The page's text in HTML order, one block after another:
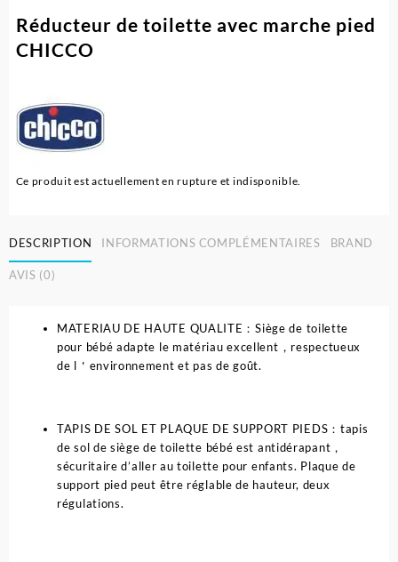
Réducteur de toilette avec marche pied
CHICCO
Ce produit est actuellement en rupture et indisponible.
DESCRIPTION INFORMATIONS COMPLÉMENTAIRES BRAND
AVIS (0)
MATERIAU DE HAUTE QUALITE：Siège de toilette
pour bébé adapte le matériau excellent，respectueux
de l＇environnement et pas de goût.
TAPIS DE SOL ET PLAQUE DE SUPPORT PIEDS：tapis
de sol de siège de toilette bébé est antidérapant，
sécuritaire d’aller au toilette pour enfants. Plaque de
support pied peut être réglable de hauteur, deux
régulations.